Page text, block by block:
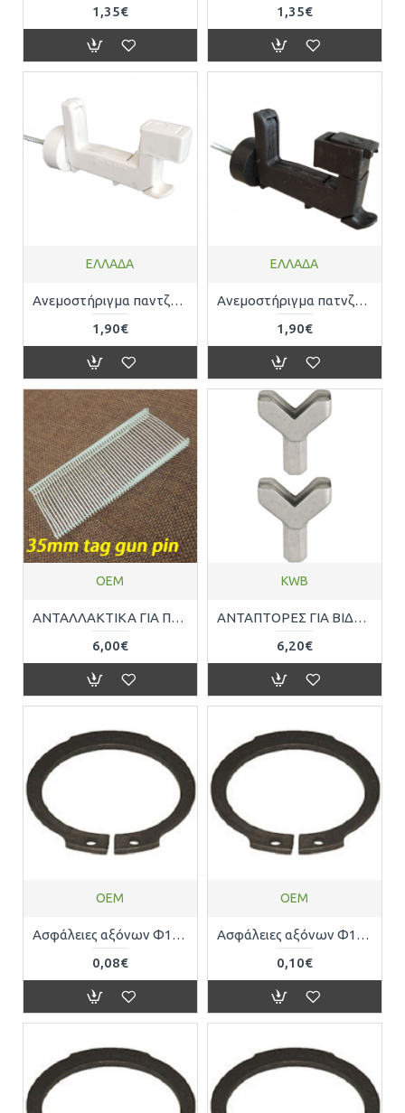
1,35€
1,35€
ΕΛΛΑΔΑ
Ανεμοστήριγμα παντζουριού πλαστικό λευκό με ρύθμιση του διάκενου 17566
1,90€
ΕΛΛΑΔΑ
Ανεμοστήριγμα πατνζουριού πλαστικό μαύρο με ρύθμιση του διάκενου 17565
1,90€
OEM
ΑΝΤΑΛΛΑΚΤΙΚΑ ΓΙΑ ΠΙΣΤΟΛΙ ΕΤΙΚΕΤΑΣ ΡΟΥΧΩΝ 5.000 ΤΕΜ 35mm OEM 243339
6,00€
KWB
ΑΝΤΑΠΤΟΡΕΣ ΓΙΑ ΒΙΔΩΜΑ ΓΑΝΤΖΩΝ 2ΤΕΜ KWB 102000
6,20€
OEM
Ασφάλειες αξόνων Φ10 DIN471 0471200010
0,08€
OEM
Ασφάλειες αξόνων Φ15 DIN471 0471200015
0,10€